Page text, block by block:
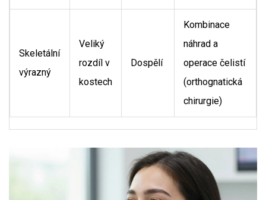
Skeletální
výrazný
Veliký
rozdíl v
kostech
Dospělí
Kombinace
náhrad a
operace čelistí
(orthognatická
chirurgie)